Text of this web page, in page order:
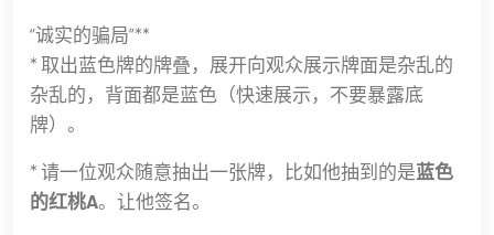
“诚实的骗局”**
* 取出蓝色牌的牌叠，展开向观众展示牌面是杂乱的
杂乱的，背面都是蓝色（快速展示，不要暴露底
牌）。
* 请一位观众随意抽出一张牌，比如他抽到的是蓝色
的红桃A。让他签名。